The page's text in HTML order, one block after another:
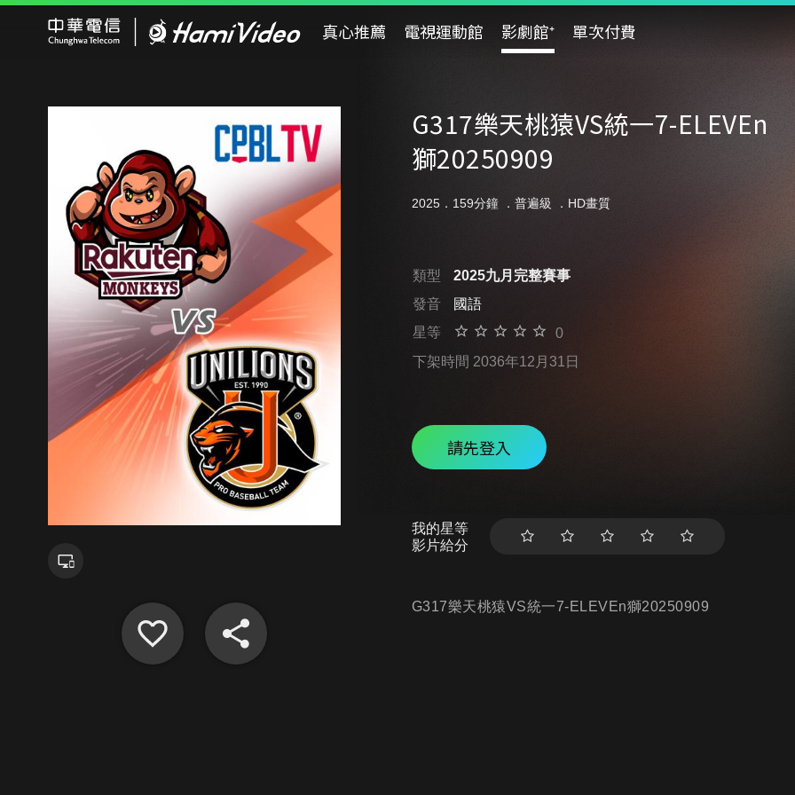
真心推薦 電視運動館 影劇館⁺ 單次付費
G317樂天桃猿VS統一7-ELEVEn
獅20250909
2025．159分鐘 ． 普遍級 ．HD畫質
類型
2025九月完整賽事
發音
國語
星等
0
下架時間 2036年12月31日
請先登入
我的星等
影片給分
G317樂天桃猿VS統一7-ELEVEn獅20250909